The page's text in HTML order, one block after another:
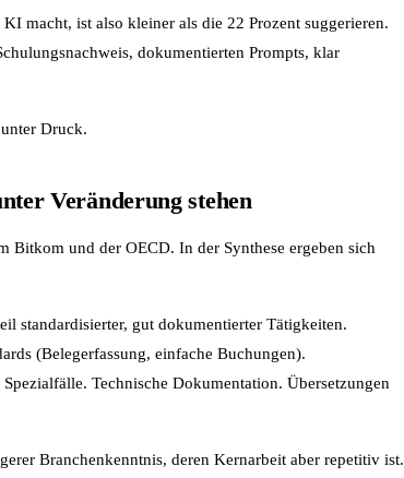
macht, ist also kleiner als die 22 Prozent suggerieren.
dokumentierten Prompts, klar
Druck.
Veränderung stehen
und der OECD. In der Synthese ergeben sich
standardisierter, gut dokumentierter Tätigkeiten.
(Belegerfassung, einfache Buchungen).
Technische Dokumentation. Übersetzungen
Branchenkenntnis, deren Kernarbeit aber repetitiv ist.